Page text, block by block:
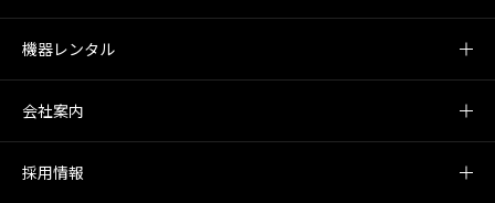
機器レンタル
会社案内
採用情報